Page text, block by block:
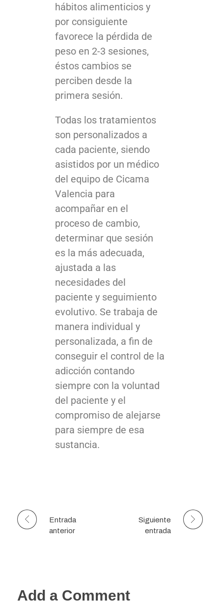
hábitos alimenticios y
por consiguiente
favorece la pérdida de
peso en 2-3 sesiones,
éstos cambios se
perciben desde la
primera sesión.
Todas los tratamientos
son personalizados a
cada paciente, siendo
asistidos por un médico
del equipo de Cicama
Valencia para
acompañar en el
proceso de cambio,
determinar que sesión
es la más adecuada,
ajustada a las
necesidades del
paciente y seguimiento
evolutivo. Se trabaja de
manera individual y
personalizada, a fin de
conseguir el control de la
adicción contando
siempre con la voluntad
del paciente y el
compromiso de alejarse
para siempre de esa
sustancia.
Entrada
anterior
Siguiente
entrada
Add a Comment